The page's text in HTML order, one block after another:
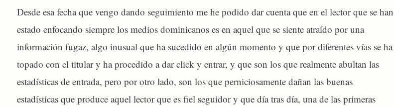
Desde esa fecha que vengo dando seguimiento me he podido dar cuenta que en el lector que se han
estado enfocando siempre los medios dominicanos es en aquel que se siente atraído por una
información fugaz, algo inusual que ha sucedido en algún momento y que por diferentes vías se ha
topado con el titular y ha procedido a dar click y entrar, y que son los que realmente abultan las
estadísticas de entrada, pero por otro lado, son los que perniciosamente dañan las buenas
estadísticas que produce aquel lector que es fiel seguidor y que día tras día, una de las primeras